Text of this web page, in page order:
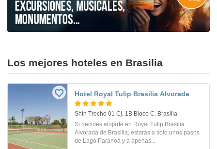
Los mejores hoteles en Brasilia
Hotel Royal Tulip Brasilia Alvorada
Shtn Trecho 01 Cj. 1B Bloco C. Brasilia
Si decides alojarte en Royal Tulip Brasilia
Alvorada de Brasilia, estarás a solo unos pasos
de Lago Paranoá y a apenas...